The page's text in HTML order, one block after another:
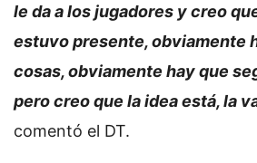
le da a los jugadores y creo
estuvo presente, obviamente
cosas, obviamente hay que
pero creo que la idea está, la
comentó el DT.